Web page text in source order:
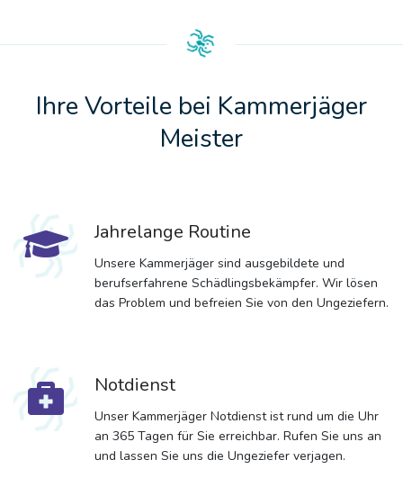
Ihre Vorteile bei Kammerjäger
Meister
Jahrelange Routine
Unsere Kammerjäger sind ausgebildete und
berufserfahrene Schädlingsbekämpfer. Wir lösen
das Problem und befreien Sie von den Ungeziefern.
Notdienst
Unser Kammerjäger Notdienst ist rund um die Uhr
an 365 Tagen für Sie erreichbar. Rufen Sie uns an
und lassen Sie uns die Ungeziefer verjagen.